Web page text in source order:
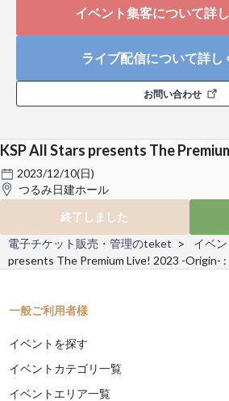
イベント集客について詳
ライブ配信について詳し
お問い合わせ
KSP All Stars presents The
2023/12/10(日)
つるみ日建ホール
終了しました
電子チケット販売・管理のteket イベ
presents The Premium Live! 2023 -Origin- :
一般ご利用者様
イベントを探す
イベントカテゴリ一覧
イベントエリア一覧